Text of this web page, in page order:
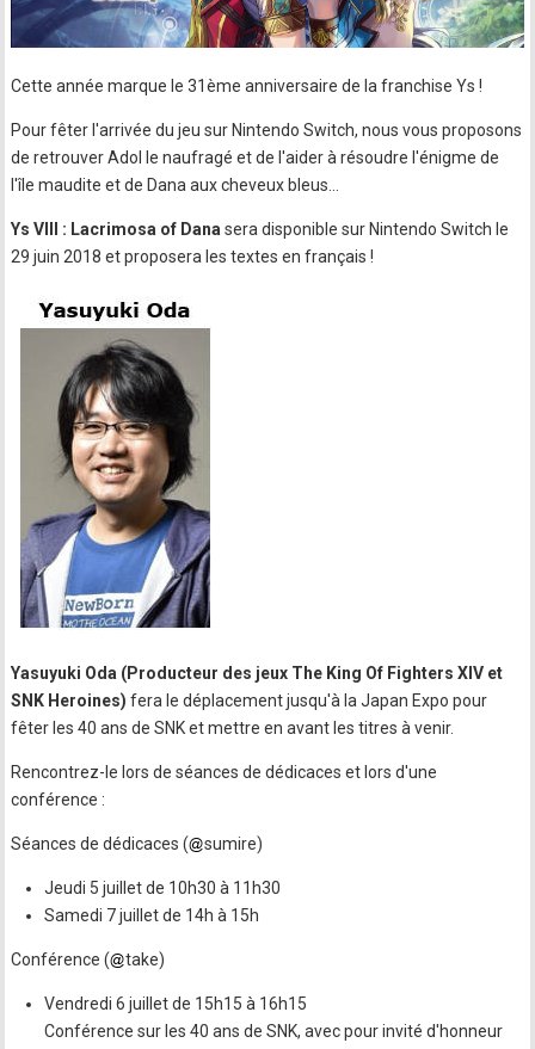
Cette année marque le 31ème anniversaire de la franchise Ys !
Pour fêter l'arrivée du jeu sur Nintendo Switch, nous vous proposons
de retrouver Adol le naufragé et de l'aider à résoudre l'énigme de
l'île maudite et de Dana aux cheveux bleus…
Ys VIII : Lacrimosa of Dana sera disponible sur Nintendo Switch le
29 juin 2018 et proposera les textes en français !
Yasuyuki Oda (Producteur des jeux The King Of Fighters XIV et
SNK Heroines) fera le déplacement jusqu'à la Japan Expo pour
fêter les 40 ans de SNK et mettre en avant les titres à venir.
Rencontrez-le lors de séances de dédicaces et lors d'une
conférence :
Séances de dédicaces ( sumire)
Jeudi 5 juillet de 10h30 à 11h30
Samedi 7 juillet de 14h à 15h
Conférence ( take)
Vendredi 6 juillet de 15h15 à 16h15
Conférence sur les 40 ans de SNK, avec pour invité d'honneur